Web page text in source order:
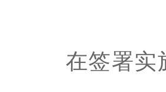
在签署实